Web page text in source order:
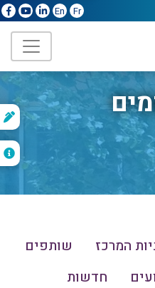
Fr
En
המרכז
שותפים
חדשות